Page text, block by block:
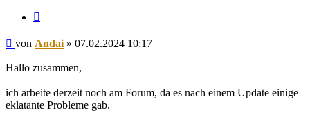
Beitrag
von Andai » 07.02.2024 10:17
Hallo zusammen,
ich arbeite derzeit noch am Forum, da es nach einem Update einige
eklatante Probleme gab.